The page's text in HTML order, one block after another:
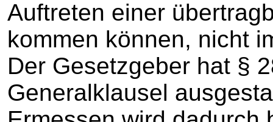
Auftreten einer
kommen können, nicht
Der Gesetzgeber hat §
Generalklausel